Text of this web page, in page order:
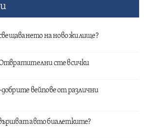
на ново жилище?
Отвратителни сте всички
добрите вейпове от различни
авто биалетките?